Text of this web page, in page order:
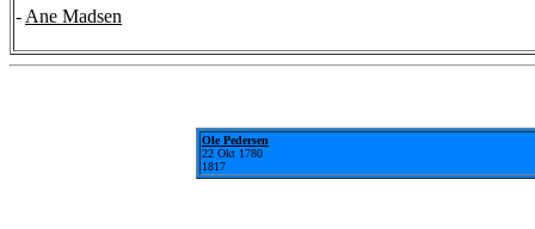
- Ane Madsen
Ole Pedersen
22 Okt 1780
1817